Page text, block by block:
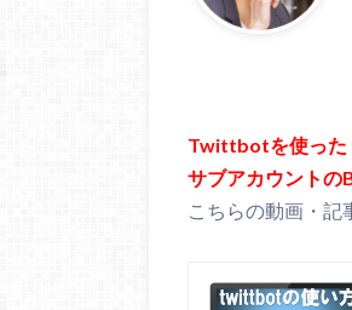
Twittbotを使った
サブアカウントの
こちらの動画・記